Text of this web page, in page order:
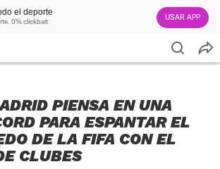
el deporte
0% clickbait USAR APP
PIENSA EN UNA
PARA ESPANTAR EL
DE LA FIFA CON EL
CLUBES